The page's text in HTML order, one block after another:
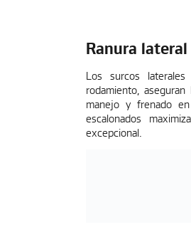
Ranura
Los surcos
rodamiento,
manejo y frenado
escalonados
excepcional.